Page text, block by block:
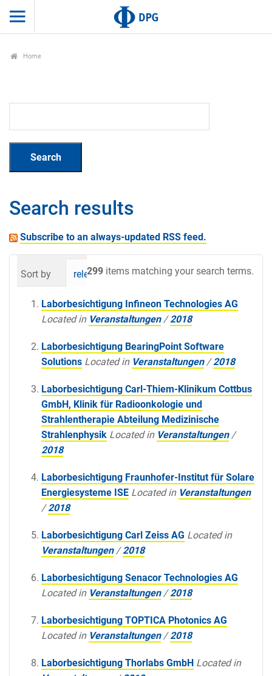
Home
Search results
Subscribe to an always-updated RSS feed.
299 items matching your search terms.
Sort by relevance date (newest first)
Laborbesichtigung Infineon Technologies AG
Located in Veranstaltungen /2018
Laborbesichtigung BearingPoint Software
Solutions Located in Veranstaltungen /2018
Laborbesichtigung Carl-Thiem-Klinikum Cottbus
GmbH, Klinik für Radioonkologie und
Strahlentherapie Abteilung Medizinische
Strahlenphysik Located in Veranstaltungen /
2018
Laborbesichtigung Fraunhofer-Institut für Solare
Energiesysteme ISE Located in Veranstaltungen
/2018
Laborbesichtigung Carl Zeiss AG Located in
Veranstaltungen /2018
Laborbesichtigung Senacor Technologies AG
Located in Veranstaltungen /2018
Laborbesichtigung TOPTICA Photonics AG
Located in Veranstaltungen /2018
Laborbesichtigung Thorlabs GmbH Located in